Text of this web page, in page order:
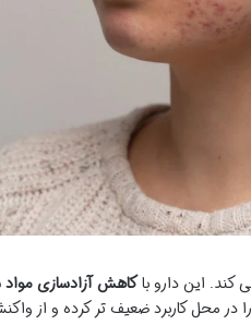
کند. این دارو باکاهش آزادسازی مواد
را در محل کاربرد ضعیف تر کرده و از